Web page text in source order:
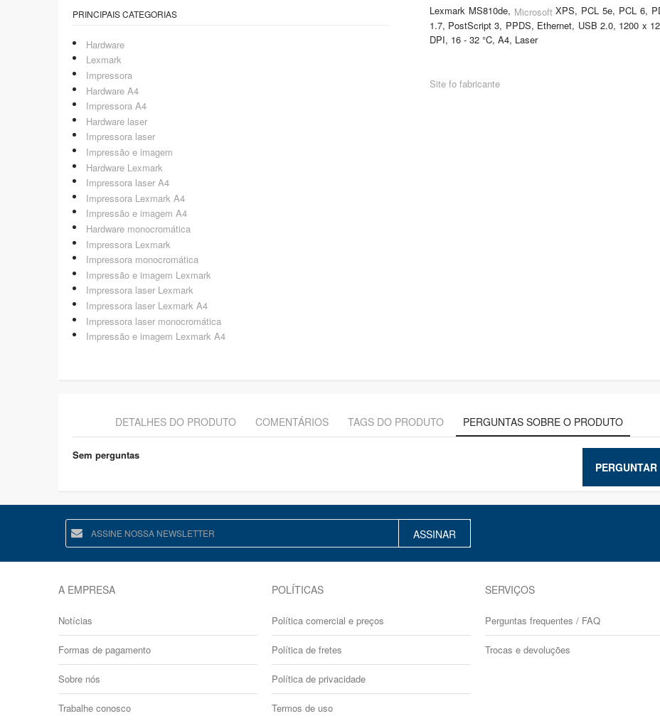
PRINCIPAIS CATEGORIAS
Hardware
Lexmark
Impressora
Hardware A4
Impressora A4
Hardware laser
Impressora laser
Impressão e imagem
Hardware Lexmark
Impressora laser A4
Impressora Lexmark A4
Impressão e imagem A4
Hardware monocromática
Impressora Lexmark
Impressora monocromática
Impressão e imagem Lexmark
Impressora laser Lexmark
Impressora laser Lexmark A4
Impressora laser monocromática
Impressão e imagem Lexmark A4
Lexmark MS810de, MicrosoftXPS, PCL 5e, PCL 6,
1.7, PostScript 3, PPDS, Ethernet, USB 2.0, 1200 x
DPI, 16 - 32 °C, A4, Laser
Site fo fabricante
DETALHES DO PRODUTO COMENTÁRIOS TAGS DO PRODUTO PERGUNTAS SOBRE O PRODUTO
PERGUNTAR
Sem perguntas
ASSINAR
A EMPRESA
Notícias
Formas de pagamento
Sobre nós
Trabalhe conosco
POLÍTICAS
Política comercial e preços
Política de fretes
Política de privacidade
Termos de uso
SERVIÇOS
Perguntas frequentes / FAQ
Trocas e devoluções